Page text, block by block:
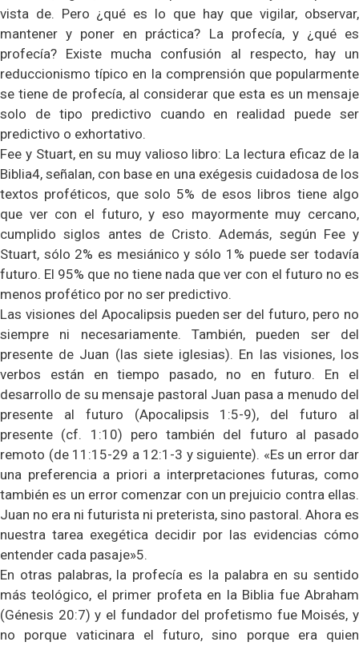
vista de. Pero ¿qué es lo que hay que vigilar, observar,
mantener y poner en práctica? La profecía, y ¿qué es
profecía? Existe mucha confusión al respecto, hay un
reduccionismo típico en la comprensión que popularmente
se tiene de profecía, al considerar que esta es un mensaje
solo de tipo predictivo cuando en realidad puede ser
predictivo o exhortativo.
Fee y Stuart, en su muy valioso libro: La lectura eficaz de la
Biblia4, señalan, con base en una exégesis cuidadosa de los
textos proféticos, que solo 5% de esos libros tiene algo
que ver con el futuro, y eso mayormente muy cercano,
cumplido siglos antes de Cristo. Además, según Fee y
Stuart, sólo 2% es mesiánico y sólo 1% puede ser todavía
futuro. El 95% que no tiene nada que ver con el futuro no es
menos profético por no ser predictivo.
Las visiones del Apocalipsis pueden ser del futuro, pero no
siempre ni necesariamente. También, pueden ser del
presente de Juan (las siete iglesias). En las visiones, los
verbos están en tiempo pasado, no en futuro. En el
desarrollo de su mensaje pastoral Juan pasa a menudo del
presente al futuro (Apocalipsis 1:5-9), del futuro al
presente (cf. 1:10) pero también del futuro al pasado
remoto (de 11:15-29 a 12:1-3 y siguiente). «Es un error dar
una preferencia a priori a interpretaciones futuras, como
también es un error comenzar con un prejuicio contra ellas.
Juan no era ni futurista ni preterista, sino pastoral. Ahora es
nuestra tarea exegética decidir por las evidencias cómo
entender cada pasaje»5.
En otras palabras, la profecía es la palabra en su sentido
más teológico, el primer profeta en la Biblia fue Abraham
(Génesis 20:7) y el fundador del profetismo fue Moisés, y
no porque vaticinara el futuro, sino porque era quien